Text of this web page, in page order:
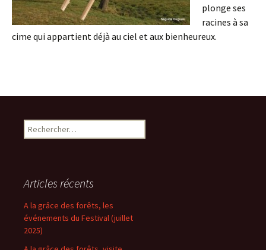
plonge ses
racines à sa
cime qui appartient déjà au ciel et aux bienheureux.
Rechercher :
Articles récents
A la grâce des forêts, les
événements du Festival (juillet
2025)